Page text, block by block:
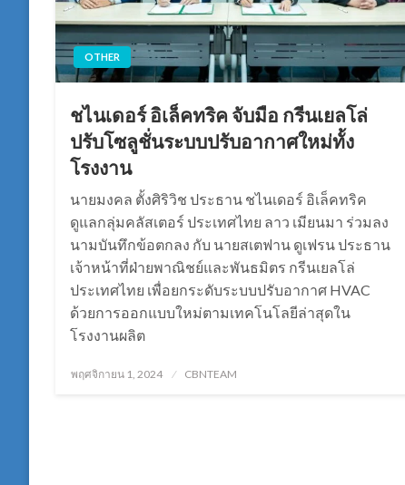
OTHER
ชไนเดอร์ อิเล็คทริค จับมือ กรีนเยลโล่
ปรับโซลูชั่นระบบปรับอากาศใหม่ทั้ง
โรงงาน
นายมงคล ตั้งศิริวิช ประธาน ชไนเดอร์ อิเล็คทริค
ดูแลกลุ่มคลัสเตอร์ ประเทศไทย ลาว เมียนมา ร่วมลง
นามบันทึกข้อตกลง กับ นายสเตฟาน ดูเฟรน ประธาน
เจ้าหน้าที่ฝ่ายพาณิชย์และพันธมิตร กรีนเยลโล่
ประเทศไทย เพื่อยกระดับระบบปรับอากาศ HVAC
ด้วยการออกแบบใหม่ตามเทคโนโลยีล่าสุดใน
โรงงานผลิต
Posted
พฤศจิกายน 1, 2024 CBNTEAM